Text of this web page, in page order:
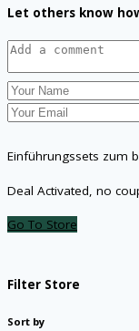
Let others know
Einführungssets zum
Deal Activated, no
Go To Store
Filter Store
Sort by